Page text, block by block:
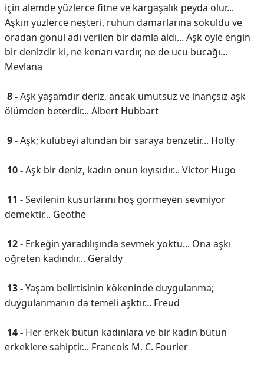
için alemde yüzlerce fitne ve kargaşalık peyda olur...
Aşkın yüzlerce neşteri, ruhun damarlarına sokuldu ve
oradan gönül adı verilen bir damla aldı... Aşk öyle engin
bir denizdir ki, ne kenarı vardır, ne de ucu bucağı...
Mevlana
8 -Aşk yaşamdır deriz, ancak umutsuz ve inançsız aşk
ölümden beterdir... Albert Hubbart
9 -Aşk; kulübeyi altından bir saraya benzetir... Holty
10 -Aşk bir deniz, kadın onun kıyısıdır... Victor Hugo
11 -Sevilenin kusurlarını hoş görmeyen sevmiyor
demektir... Geothe
12 - Erkeğin yaradılışında sevmek yoktu... Ona aşkı
öğreten kadındır... Geraldy
13 -Yaşam belirtisinin kökeninde duygulanma;
duygulanmanın da temeli aşktır... Freud
14 - Her erkek bütün kadınlara ve bir kadın bütün
erkeklere sahiptir... Francois M. C. Fourier